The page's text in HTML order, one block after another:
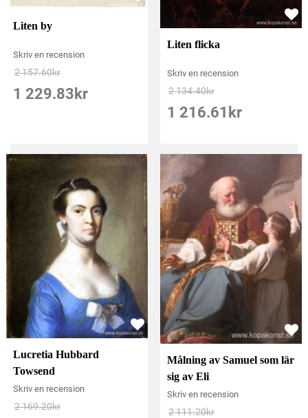
Liten by
Skriv en recension
2 157.60kr
1 229.83 kr
Liten flicka
Skriv en recension
2 134.40kr
1 216.61 kr
Lucretia Hubbard
Towsend
Skriv en recension
2 169.20kr
Målning av Samuel som lär
sig av Eli
Skriv en recension
2 111.20kr